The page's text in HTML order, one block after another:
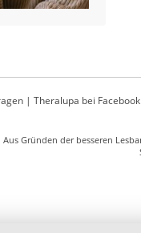
| Theralupa bei Facebook
Aus Gründen der besseren